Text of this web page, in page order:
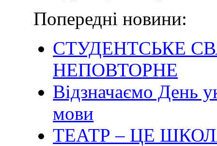
Попередні новини:
СТУДЕНТСЬКЕ
НЕПОВТОРНЕ
Відзначаємо День
мови
ТЕАТР – ЦЕ